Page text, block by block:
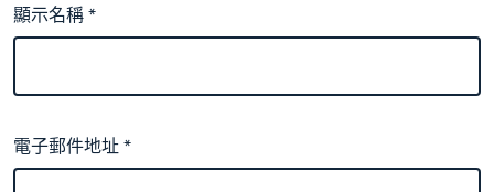
顯示名稱*
電子郵件地址*